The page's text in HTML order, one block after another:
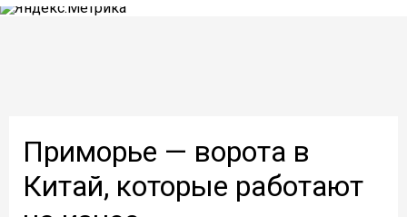
Приморье — ворота в
Китай, которые работают